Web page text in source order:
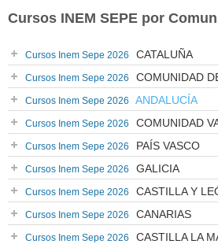
Cursos INEM SEPE por
Cursos Inem Sepe 2026 CATALUÑA
Cursos Inem Sepe 2026 COMUNIDAD
Cursos Inem Sepe 2026 ANDALUCÍA
Cursos Inem Sepe 2026 COMUNIDAD
Cursos Inem Sepe 2026 PAÍS VASCO
Cursos Inem Sepe 2026 GALICIA
Cursos Inem Sepe 2026 CASTILLA Y
Cursos Inem Sepe 2026 CANARIAS
Cursos Inem Sepe 2026 CASTILLA LA